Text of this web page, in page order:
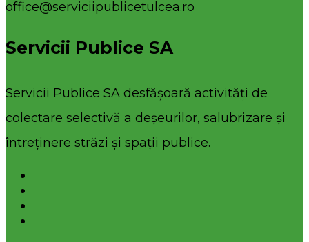
office@serviciipublicetulcea.ro
Servicii Publice SA
Servicii Publice SA desfășoară activități de
colectare selectivă a deșeurilor, salubrizare și
întreținere străzi și spații publice.